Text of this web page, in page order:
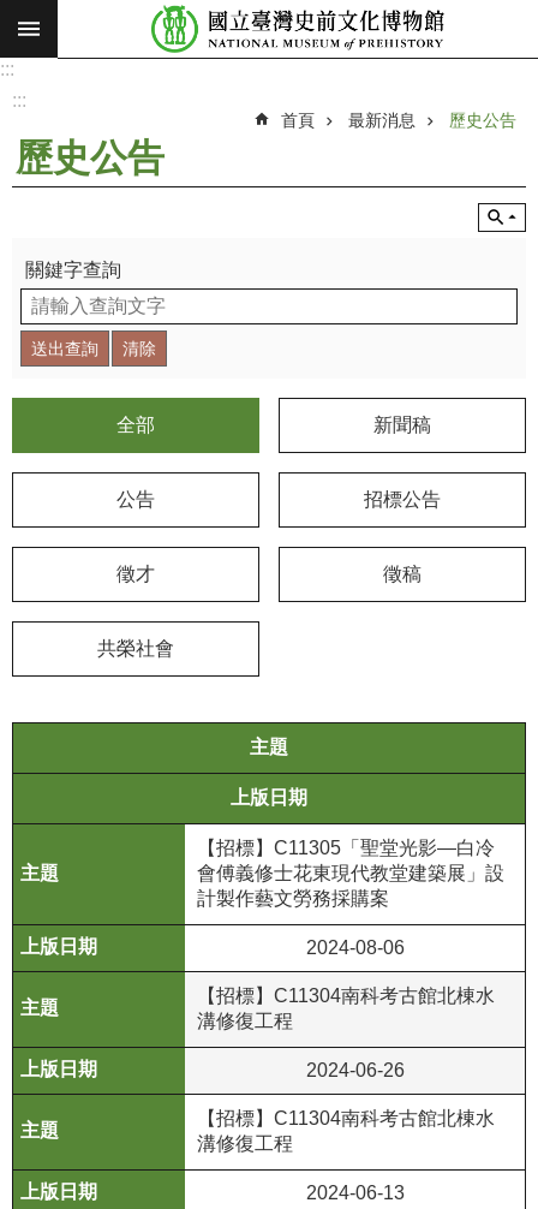
跳到主要內容區塊
搜
願
命
最
新
消
息
觀
覽
認
我
民
務
性
平
區
友
:::
:::
首頁 最新消息 歷史公告
歷史公告
關鍵字查詢
全部 新聞稿
公告 招標公告
徵才 徵稿
共榮社會
主題
上版日期
【招標】C11305「聖堂光影—白冷
會傅義修士花東現代教堂建築展」設
計製作藝文勞務採購案
2024-08-06
【招標】C11304南科考古館北棟水
溝修復工程
2024-06-26
【招標】C11304南科考古館北棟水
溝修復工程
2024-06-13